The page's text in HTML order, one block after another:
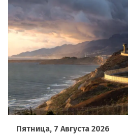
Пятница, 7 Августа 2026